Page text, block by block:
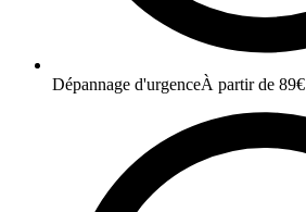
Dépannage d'urgenceÀ partir de 89€